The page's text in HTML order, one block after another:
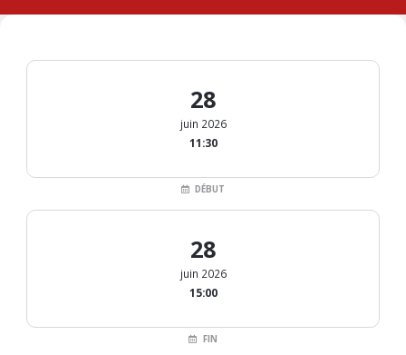
28
juin 2026
11:30
DÉBUT
28
juin 2026
15:00
FIN